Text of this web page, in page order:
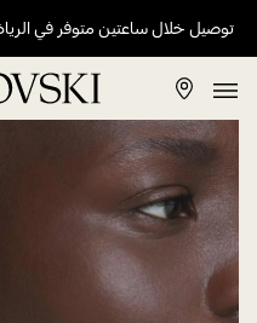
توصيل خلال ساعتين متوفر في الرياض